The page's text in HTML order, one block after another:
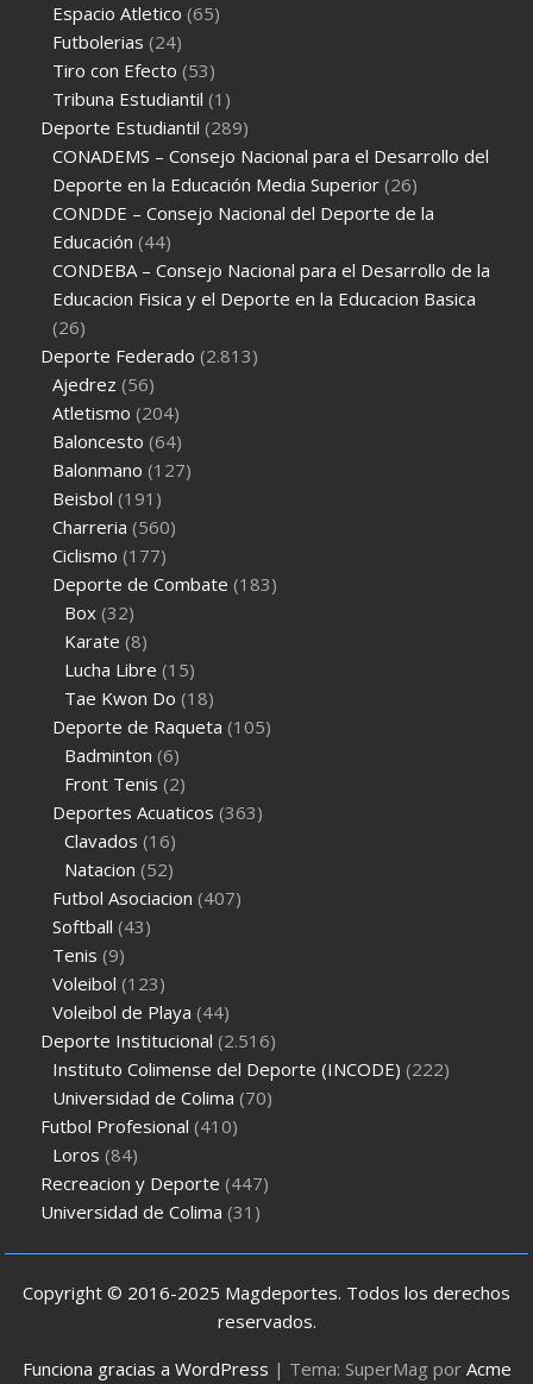
Espacio Atletico (65)
Futbolerias (24)
Tiro con Efecto (53)
Tribuna Estudiantil (1)
Deporte Estudiantil (289)
CONADEMS – Consejo Nacional para el Desarrollo del
Deporte en la Educación Media Superior (26)
CONDDE – Consejo Nacional del Deporte de la
Educación (44)
CONDEBA – Consejo Nacional para el Desarrollo de la
Educacion Fisica y el Deporte en la Educacion Basica
(26)
Deporte Federado (2.813)
Ajedrez (56)
Atletismo (204)
Baloncesto (64)
Balonmano (127)
Beisbol (191)
Charreria (560)
Ciclismo (177)
Deporte de Combate (183)
Box (32)
Karate (8)
Lucha Libre (15)
Tae Kwon Do (18)
Deporte de Raqueta (105)
Badminton (6)
Front Tenis (2)
Deportes Acuaticos (363)
Clavados (16)
Natacion (52)
Futbol Asociacion (407)
Softball (43)
Tenis (9)
Voleibol (123)
Voleibol de Playa (44)
Deporte Institucional (2.516)
Instituto Colimense del Deporte (INCODE) (222)
Universidad de Colima (70)
Futbol Profesional (410)
Loros (84)
Recreacion y Deporte (447)
Universidad de Colima (31)
Copyright © 2016-2025 Magdeportes. Todos los derechos
reservados.
Funciona gracias a WordPress | Tema: SuperMag por Acme